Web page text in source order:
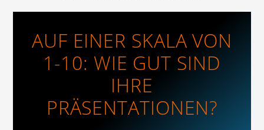
AUF EINER SKALA VON
1-10: WIE GUT SIND
IHRE
PRÄSENTATIONEN?